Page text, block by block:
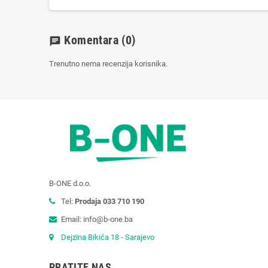
chat Komentara (0)
Trenutno nema recenzija korisnika.
B-ONE d.o.o.
Tel: Prodaja 033 710 190
Email: info@b-one.ba
Dejzina Bikića 18 - Sarajevo